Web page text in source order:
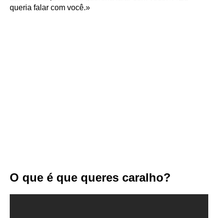
queria falar com você.»
O que é que queres caralho?